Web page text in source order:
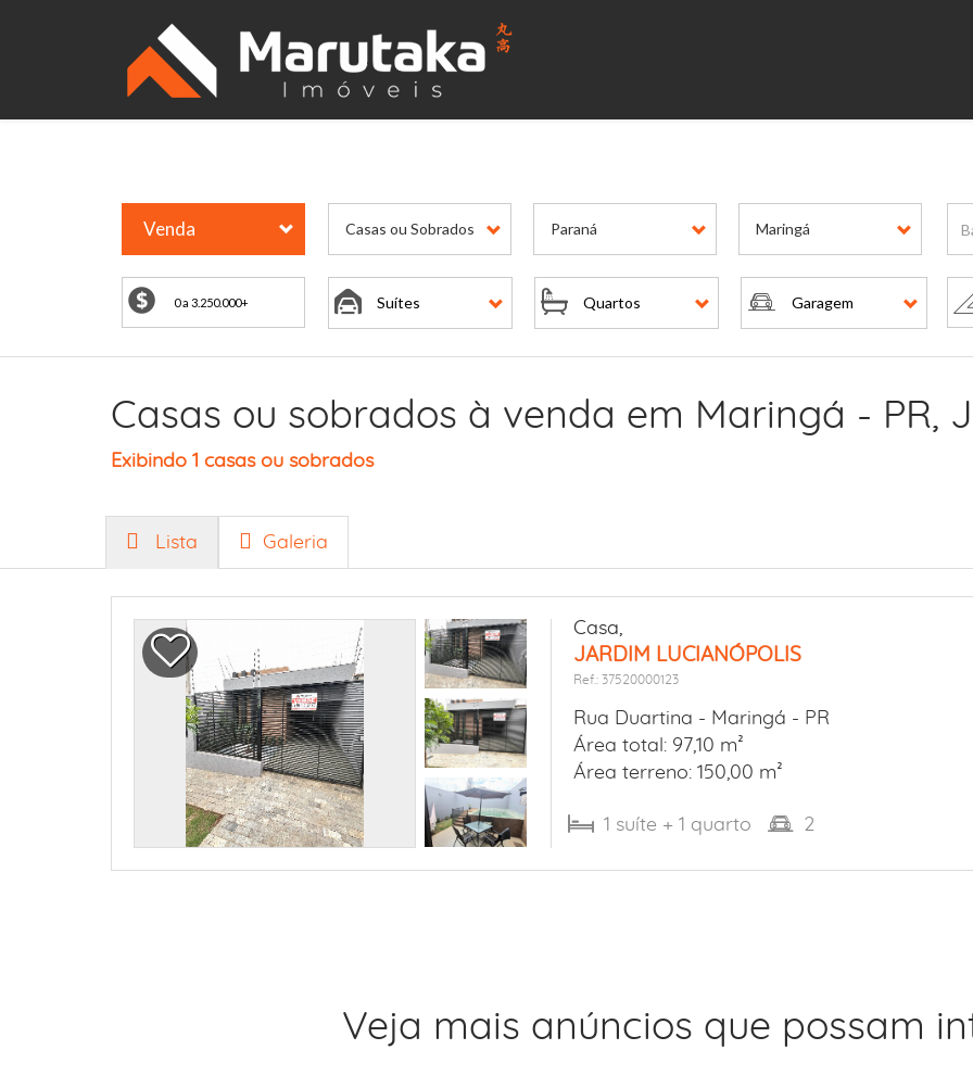
Venda Casas ou Sobrados Paraná Maringá
Suítes Quartos Garagem
Casas ou sobrados à venda em Maringá - PR,
Exibindo 1 casas ou sobrados
Lista Galeria
Casa,
JARDIM LUCIANÓPOLIS
Ref.: 37520000123
Rua Duartina - Maringá - PR
Área total: 97,10 m²
Área terreno: 150,00 m²
1 suíte + 1 quarto 2
Veja mais anúncios que possam